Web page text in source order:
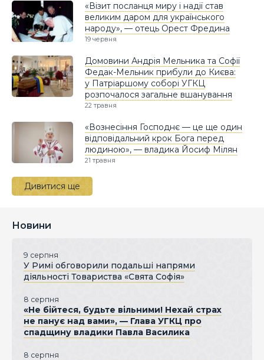
«Візит посланця миру і надії став
великим даром для українського
народу», — отець Орест Фредина
19 червня
Домовини Андрія Мельника та Софії
Федак-Мельник прибули до Києва:
у Патріаршому соборі УГКЦ
розпочалося загальне вшанування
22 травня
«Вознесіння Господнє — це ще один
відповідальний крок Бога перед
людиною», — владика Йосиф Мілян
21 травня
Дивитися ще
Новини
9 серпня
У Римі обговорили подальші напрями
діяльності Товариства «Свята Софія»
8 серпня
«Не бійтеся, будьте вільними! Нехай страх
не панує над вами», — Глава УГКЦ про
спадщину владики Павла Василика
8 серпня